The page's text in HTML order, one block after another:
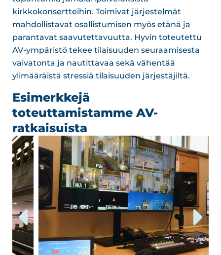
kirkkokonsertteihin. Toimivat järjestelmät
mahdollistavat osallistumisen myös etänä ja
parantavat saavutettavuutta. Hyvin toteutettu
AV-ympäristö tekee tilaisuuden seuraamisesta
vaivatonta ja nautittavaa sekä vähentää
ylimääräistä stressiä tilaisuuden järjestäjiltä.
Esimerkkejä
toteuttamistamme AV-
ratkaisuista